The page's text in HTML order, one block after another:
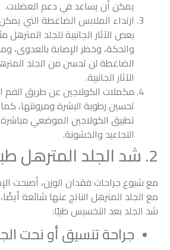
يمكن أن يساعد في دعم العضلات.
ارتداء الملابس الضاغطة التي
بعض الآثار الجانبية للجلد المترهل
والحكة، وخطر الإصابة بالعدوى،
الضاغطة لن تحسن من الجلد
الآثار الجانبية.
مكملات الكولاجين عن طريق
تحسين رطوبة البشرة ومرونتها،
تطبيق الكولاجين الموضعي
التجاعيد والخشونة.
2. شد الجلد المترهل طبيًا
مع شيوع جراحات فقدان الوزن، أصبحت
مع الجلد المترهل الناتج عنها شائعة
شد الجلد بعد التخسيس طبيًا:
جراحة تنسيق أو نحت